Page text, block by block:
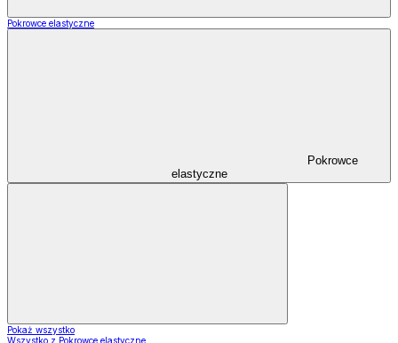
Pokrowce elastyczne
Pokrowce
elastyczne
Pokaż wszystko
Wszystko z Pokrowce elastyczne